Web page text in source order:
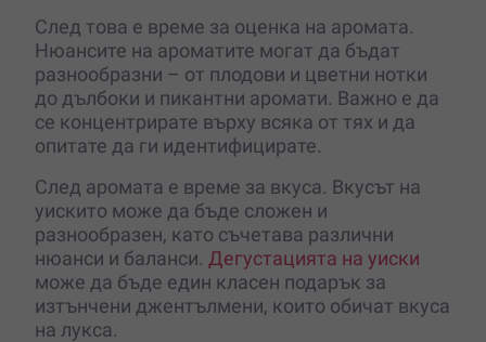
След това е време за оценка на аромата.
Нюансите на ароматите могат да бъдат
разнообразни – от плодови и цветни нотки
до дълбоки и пикантни аромати. Важно е да
се концентрирате върху всяка от тях и да
опитате да ги идентифицирате.
След аромата е време за вкуса. Вкусът на
уискито може да бъде сложен и
разнообразен, като съчетава различни
нюанси и баланси. Дегустацията на уиски
може да бъде един класен подарък за
изтънчени джентълмени, които обичат вкуса
на лукса.